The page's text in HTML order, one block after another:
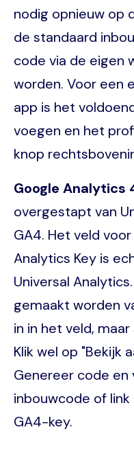
nodig opnieuw op
de standaard
code via de eigen
worden. Voor een
app is het
voegen en het
knop
Google Analytics
overgestapt van
GA4. Het veld
Analytics Key is
Universal
gemaakt worden
in in het veld,
Klik wel op "Bekijk
Genereer code
inbouwcode of
GA4-key.